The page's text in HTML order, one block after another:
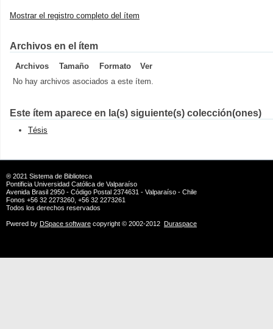
Mostrar el registro completo del ítem
Archivos en el ítem
Archivos Tamaño Formato
Ver
No hay archivos asociados a este ítem.
Este ítem aparece en la(s) siguiente(s) colección(ones)
Tésis
® 2021 Sistema de Biblioteca
Pontificia Universidad Católica de Valparaíso
Avenida Brasil 2950 - Código Postal 2374631 - Valparaíso - Chile
Fonos +56 32 2273260, +56 32 2273261
Todos los derechos reservados
Pwered by DSpace software copyright © 2002-2012 Duraspace